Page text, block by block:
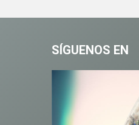
SÍGUENOS EN